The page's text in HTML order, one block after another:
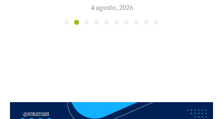
4 agosto, 2026